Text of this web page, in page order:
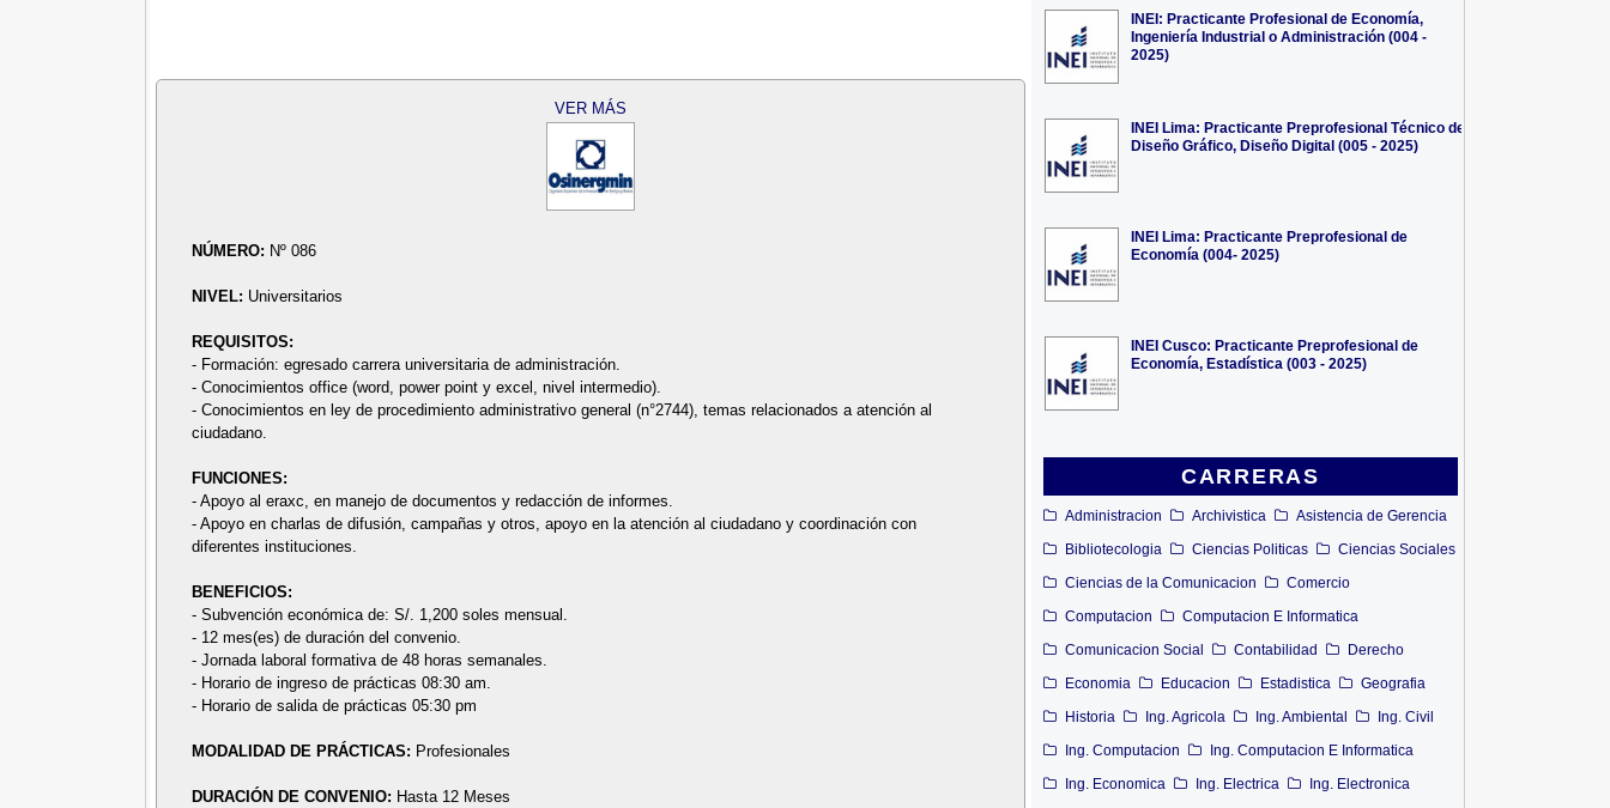
INEI: Practicante Profesional de Economía,
Ingeniería Industrial o Administración (004 -
2025)
INEI Lima: Practicante Preprofesional Técnico de
Diseño Gráfico, Diseño Digital (005 - 2025)
INEI Lima: Practicante Preprofesional de
Economía (004- 2025)
INEI Cusco: Practicante Preprofesional de
Economía, Estadística (003 - 2025)
CARRERAS
Administracion Archivistica
Asistencia de Gerencia
Bibliotecologia
Ciencias Politicas
Ciencias Sociales
Ciencias de la Comunicacion
Comercio
Computacion
Computacion E Informatica
Comunicacion Social
Contabilidad
Derecho
Economia
Educacion Estadistica
Geografia
Historia
Ing. Agricola Ing. Ambiental
Ing. Civil
Ing. Computacion
Ing. Computacion E Informatica
Ing. Economica
Ing. Electrica
Ing. Electronica
VER MÁS
NÚMERO: Nº 086
NIVEL: Universitarios
REQUISITOS:
- Formación: egresado carrera universitaria de administración.
- Conocimientos office (word, power point y excel, nivel intermedio).
- Conocimientos en ley de procedimiento administrativo general (n°2744), temas relacionados a atención al
ciudadano.
FUNCIONES:
- Apoyo al eraxc, en manejo de documentos y redacción de informes.
- Apoyo en charlas de difusión, campañas y otros, apoyo en la atención al ciudadano y coordinación con
diferentes instituciones.
BENEFICIOS:
- Subvención económica de: S/. 1,200 soles mensual.
- 12 mes(es) de duración del convenio.
- Jornada laboral formativa de 48 horas semanales.
- Horario de ingreso de prácticas 08:30 am.
- Horario de salida de prácticas 05:30 pm
MODALIDAD DE PRÁCTICAS: Profesionales
DURACIÓN DE CONVENIO: Hasta 12 Meses